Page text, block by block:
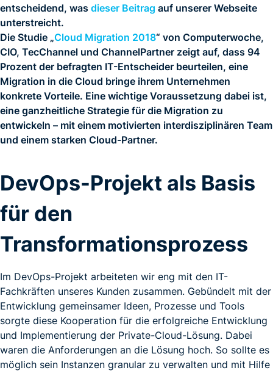
entscheidend, was dieser Beitrag auf unserer Webseite
unterstreicht.
Die Studie „Cloud Migration 2018“ von Computerwoche,
CIO, TecChannel und ChannelPartner zeigt auf, dass 94
Prozent der befragten IT-Entscheider beurteilen, eine
Migration in die Cloud bringe ihrem Unternehmen
konkrete Vorteile. Eine wichtige Voraussetzung dabei ist,
eine ganzheitliche Strategie für die Migration zu
entwickeln – mit einem motivierten interdisziplinären Team
und einem starken Cloud-Partner.
DevOps-Projekt als Basis
für den
Transformationsprozess
Im DevOps-Projekt arbeiteten wir eng mit den IT-
Fachkräften unseres Kunden zusammen. Gebündelt mit der
Entwicklung gemeinsamer Ideen, Prozesse und Tools
sorgte diese Kooperation für die erfolgreiche Entwicklung
und Implementierung der Private-Cloud-Lösung. Dabei
waren die Anforderungen an die Lösung hoch. So sollte es
möglich sein Instanzen granular zu verwalten und mit Hilfe